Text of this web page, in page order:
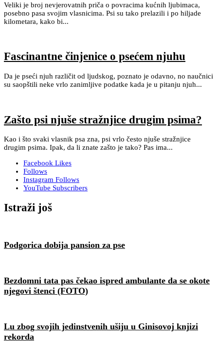
Veliki je broj nevjerovatnih priča o povracima kućnih ljubimaca,
posebno pasa svojim vlasnicima. Psi su tako prelazili i po hiljade
kilometara, kako bi...
Fascinantne činjenice o psećem njuhu
Da je pseći njuh različit od ljudskog, poznato je odavno, no naučnici
su saopštili neke vrlo zanimljive podatke kada je u pitanju njuh...
Zašto psi njuše stražnjice drugim psima?
Kao i što svaki vlasnik psa zna, psi vrlo često njuše stražnjice
drugim psima. Ipak, da li znate zašto je tako? Pas ima...
Facebook Likes
Follows
Instagram Follows
YouTube Subscribers
Istraži još
Podgorica dobija pansion za pse
Bezdomni tata pas čekao ispred ambulante da se okote
njegovi štenci (FOTO)
Lu zbog svojih jedinstvenih ušiju u Ginisovoj knjizi
rekorda